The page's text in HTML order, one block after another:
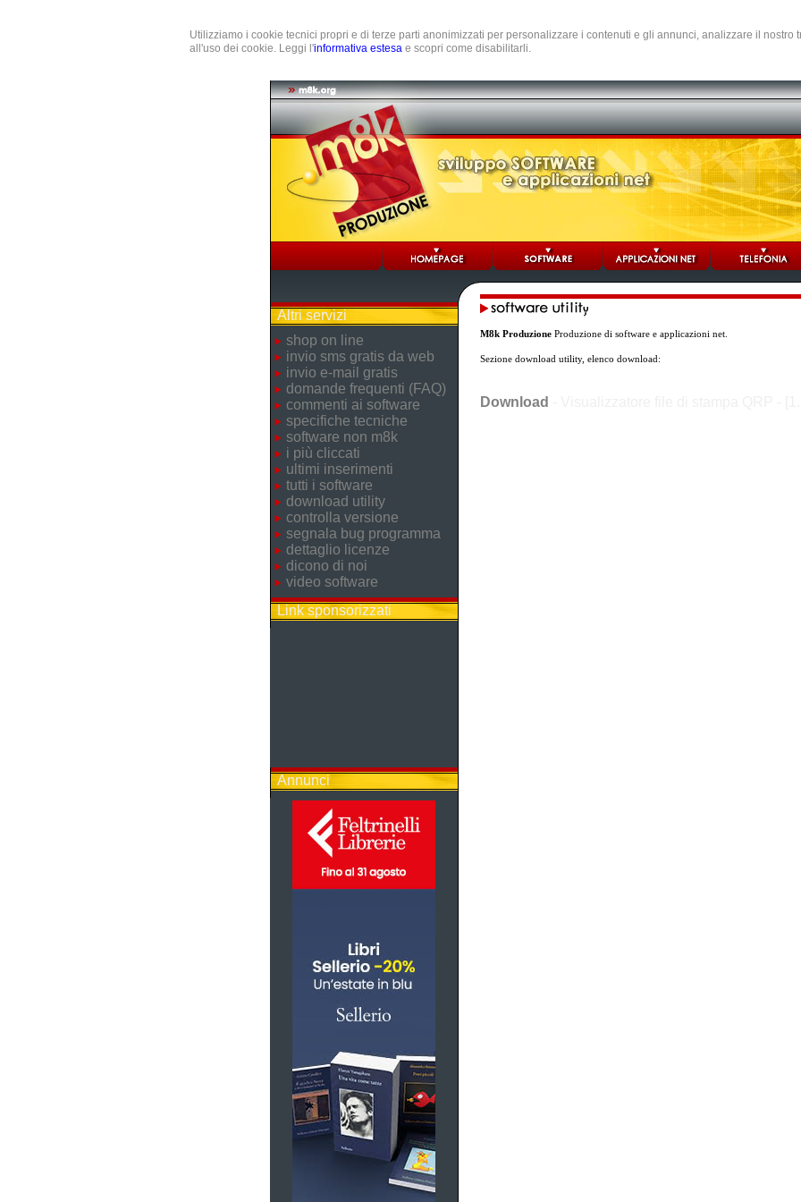
Utilizziamo i cookie tecnici propri e di terze parti anonimizzati per personalizzare i contenuti e gli annunci, analizzare il nostro
all'uso dei cookie. Leggi l'informativa estesa e scopri come disabilitarli.
Altri servizi
shop on line
invio sms gratis da web
invio e-mail gratis
domande frequenti (FAQ)
commenti ai software
specifiche tecniche
software non m8k
i più cliccati
ultimi inserimenti
tutti i software
download utility
controlla versione
segnala bug programma
dettaglio licenze
dicono di noi
video software
Link sponsorizzati
Annunci
M8k Produzione Produzione di software e applicazioni net.
Sezione download utility, elenco download:
Download